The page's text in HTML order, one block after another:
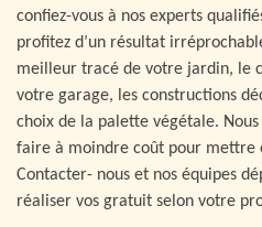
confiez-vous à nos experts
profitez d’un résultat
meilleur tracé de votre jardin, le
votre garage, les constructions
choix de la palette végétale.
faire à moindre coût pour mettre
Contacter- nous et nos équipes
réaliser vos gratuit selon votre